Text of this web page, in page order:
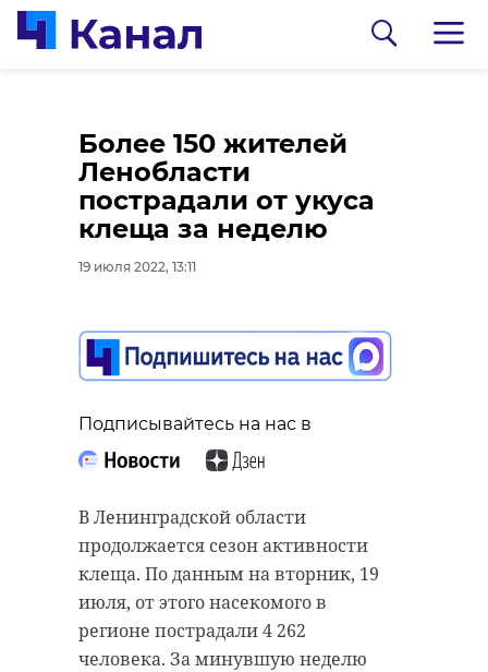
Более 150 жителей
Ленобласти
пострадали от укуса
клеща за неделю
19 июля 2022, 13:11
Подписывайтесь на нас в
В Ленинградской области
продолжается сезон активности
клеща. По данным на вторник, 19
июля, от этого насекомого в
регионе пострадали 4 262
человека. За минувшую неделю
Петербургские врачи
устанавливают
пациенту
напечатанный на 3D-
принтере протез
19 июля 2022, 12:48
Пресс-служба ГУ МВД России по г.Санкт-
Петербургу и Ленинградской области
Более 250 пьяных
на дорогах
Петербурга и
Ленобласти за
выходные
19 июля 2022, 12:27